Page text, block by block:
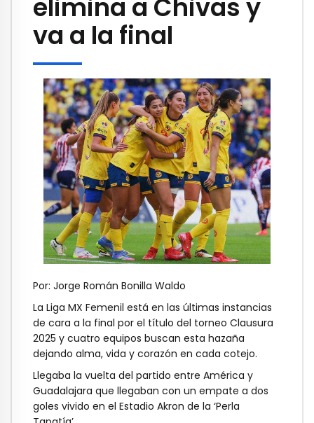
elimina a Chivas y
va a la final
Por: Jorge Román Bonilla Waldo
La Liga MX Femenil está en las últimas instancias
de cara a la final por el título del torneo Clausura
2025 y cuatro equipos buscan esta hazaña
dejando alma, vida y corazón en cada cotejo.
Llegaba la vuelta del partido entre América y
Guadalajara que llegaban con un empate a dos
goles vivido en el Estadio Akron de la ‘Perla